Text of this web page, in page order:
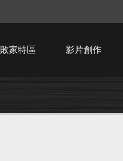
敗家特區 影片創作